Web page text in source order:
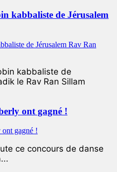
kabbaliste de Jérusalem
kabbaliste de
le Rav Ran Sillam
ont gagné !
ce concours de danse